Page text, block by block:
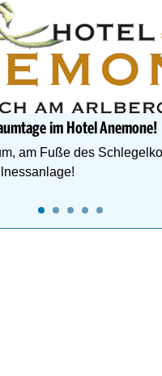
im Hotel Anemone!
am Fuße des